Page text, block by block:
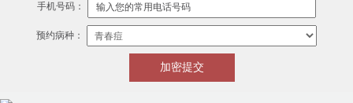
手机号码：
预约病种：